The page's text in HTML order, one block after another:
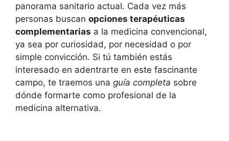
panorama sanitario actual. Cada vez más
personas buscan opciones terapéuticas
complementarias a la medicina convencional,
ya sea por curiosidad, por necesidad o por
simple convicción. Si tú también estás
interesado en adentrarte en este fascinante
campo, te traemos una guía completa sobre
dónde formarte como profesional de la
medicina alternativa.